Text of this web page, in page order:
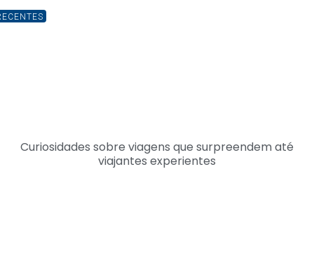
Curiosidades sobre viagens que surpreendem até
viajantes experientes